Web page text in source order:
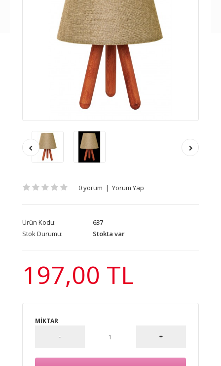
0 yorum | Yorum Yap
Ürün Kodu:
637
Stok Durumu:
Stokta var
197,00 TL
MIKTAR